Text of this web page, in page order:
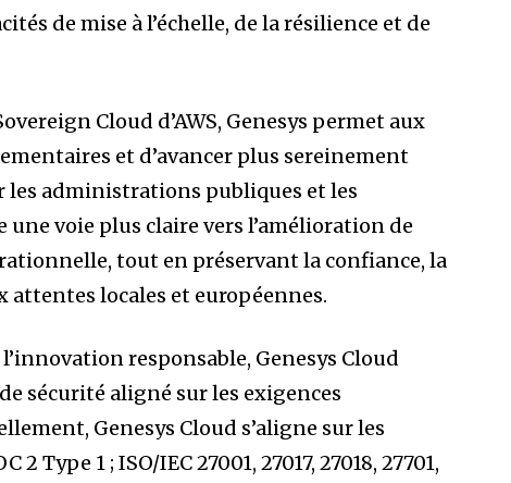
de mise à l’échelle, de la résilience et de
Cloud d’AWS, Genesys permet aux
et d’avancer plus sereinement
les administrations publiques et les
voie plus claire vers l’amélioration de
tout en préservant la confiance, la
locales et européennes.
responsable, Genesys Cloud
sécurité aligné sur les exigences
Genesys Cloud s’aligne sur les
1 ; ISO/IEC 27001, 27017, 27018, 27701,